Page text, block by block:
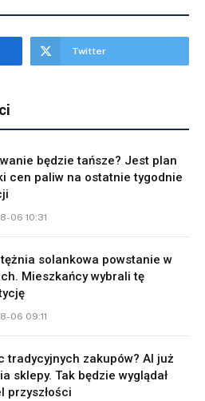
Twitter
będzie tańsze? Jest plan
cen paliw na ostatnie tygodnie
06 10:31
tężnia solankowa powstanie w
Mieszkańcy wybrali tę
06 09:11
tradycyjnych zakupów? AI już
sklepy. Tak będzie wyglądał
przyszłości